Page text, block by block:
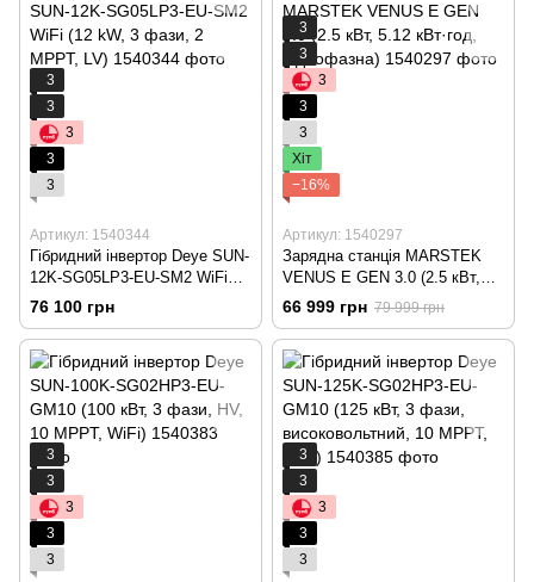
3
3
3
3
3
Артикул: 1540344
Гібридний інвертор Deye SUN-
12K-SG05LP3-EU-SM2 WiFi
(12 kW, 3 фази, 2 MPPT, LV)
76 100 грн
3
3
3
3
3
Хіт
−16%
Артикул: 1540297
Зарядна станція MARSTEK
VENUS E GEN 3.0 (2.5 кВт,
5.12 кВт·год, Однофазна)
66 999 грн 79 999 грн
3
3
3
3
3
3
3
3
3
3